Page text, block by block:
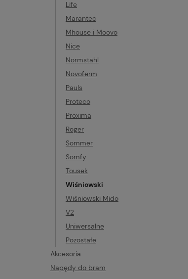
Life
Marantec
Mhouse i Moovo
Nice
Normstahl
Novoferm
Pauls
Proteco
Proxima
Roger
Sommer
Somfy
Tousek
Wiśniowski
Wiśniowski Mido
V2
Uniwersalne
Pozostałe
Akcesoria
Napędy do bram